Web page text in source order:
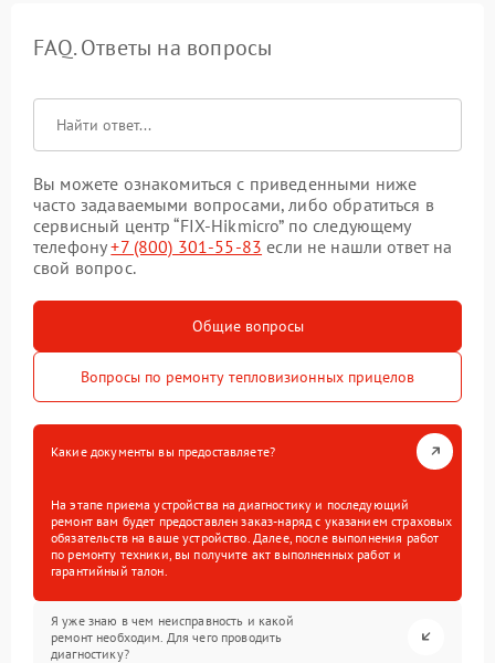
FAQ. Ответы на вопросы
Вы можете ознакомиться с приведенными ниже
часто задаваемыми вопросами, либо обратиться в
сервисный центр “FIX-Hikmicro” по следующему
телефону+7 (800) 301-55-83 если не нашли ответ на
свой вопрос.
Общие вопросы
Вопросы по ремонту тепловизионных прицелов
Какие документы вы предоставляете?
На этапе приема устройства на диагностику и последующий
ремонт вам будет предоставлен заказ-наряд с указанием страховых
обязательств на ваше устройство. Далее, после выполнения работ
по ремонту техники, вы получите акт выполненных работ и
гарантийный талон.
Я уже знаю в чем неисправность и какой
ремонт необходим. Для чего проводить
диагностику?